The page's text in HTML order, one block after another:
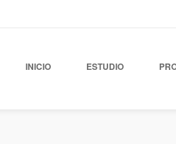
INICIO ESTUDIO